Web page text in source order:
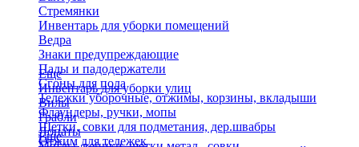
Стремянки
Инвентарь для уборки помещений
Ведра
Знаки предупреждающие
Пады и падодержатели
Сгоны для пола
Тележки уборочные, отжимы, корзины, вкладыши
Флаундеры, ручки, мопы
Щетки, совки для подметания, дер.швабры
Отжим для тележек
Еще
Инвентарь для уборки улиц
Вилы
Грабли
Лопаты
Еще